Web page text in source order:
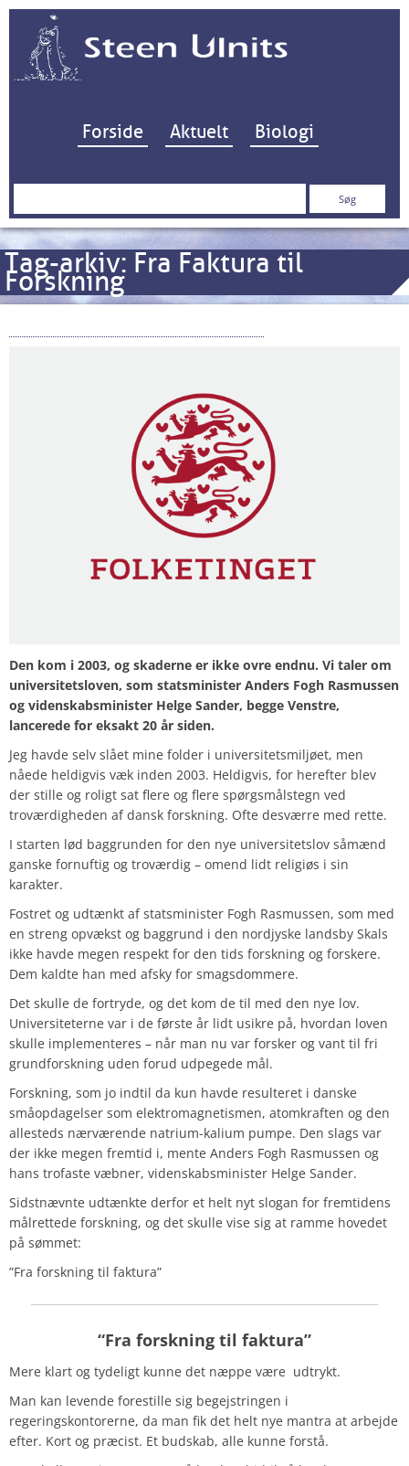
Hop til indhold
Forside Aktuelt Biologi
Søg
Tag-arkiv: Fra Faktura til
Forskning
Den kom i 2003, og skaderne er ikke ovre endnu. Vi taler om
universitetsloven, som statsminister Anders Fogh Rasmussen
og videnskabsminister Helge Sander, begge Venstre,
lancerede for eksakt 20 år siden.
Jeg havde selv slået mine folder i universitetsmiljøet, men
nåede heldigvis væk inden 2003. Heldigvis, for herefter blev
der stille og roligt sat flere og flere spørgsmålstegn ved
troværdigheden af dansk forskning. Ofte desværre med rette.
I starten lød baggrunden for den nye universitetslov såmænd
ganske fornuftig og troværdig – omend lidt religiøs i sin
karakter.
Fostret og udtænkt af statsminister Fogh Rasmussen, som med
en streng opvækst og baggrund i den nordjyske landsby Skals
ikke havde megen respekt for den tids forskning og forskere.
Dem kaldte han med afsky for smagsdommere.
Det skulle de fortryde, og det kom de til med den nye lov.
Universiteterne var i de første år lidt usikre på, hvordan loven
skulle implementeres – når man nu var forsker og vant til fri
grundforskning uden forud udpegede mål.
Forskning, som jo indtil da kun havde resulteret i danske
småopdagelser som elektromagnetismen, atomkraften og den
allesteds nærværende natrium-kalium pumpe. Den slags var
der ikke megen fremtid i, mente Anders Fogh Rasmussen og
hans trofaste væbner, videnskabsminister Helge Sander.
Sidstnævnte udtænkte derfor et helt nyt slogan for fremtidens
målrettede forskning, og det skulle vise sig at ramme hovedet
på sømmet:
”Fra forskning til faktura”
“Fra forskning til faktura”
Mere klart og tydeligt kunne det næppe være udtrykt.
Man kan levende forestille sig begejstringen i
regeringskontorerne, da man fik det helt nye mantra at arbejde
efter. Kort og præcist. Et budskab, alle kunne forstå.